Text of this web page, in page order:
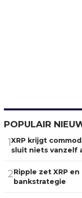
POPULAIR
1XRP krijgt
sluit niets vanzelf
2Ripple zet XRP
bankstrategie